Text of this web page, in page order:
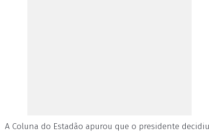
A Coluna do Estadão apurou que o presidente decidiu